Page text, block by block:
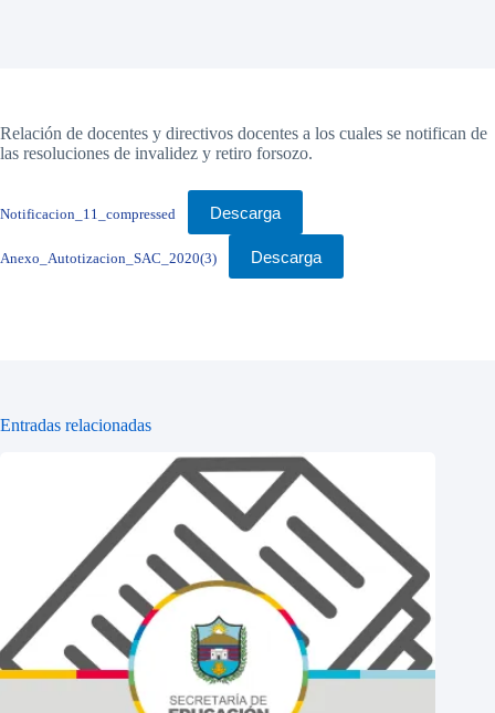
Relación de docentes y directivos docentes a los cuales se notifican de
las resoluciones de invalidez y retiro forsozo.
Notificacion_11_compressed Descarga
Anexo_Autotizacion_SAC_2020(3) Descarga
Entradas relacionadas